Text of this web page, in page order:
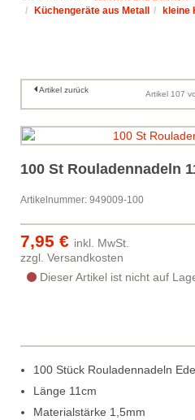
Küchengeräte aus Metall
kleine
Artikel zurück Artikel 107
100 St Rouladennadeln
Artikelnummer: 949009-100
7,95 € inkl. MwSt.
zzgl. Versandkosten
Dieser Artikel ist nicht auf
100 Stück Rouladennadeln
Länge 11cm
Materialstärke 1,5mm